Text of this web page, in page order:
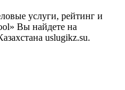
услуги, рейтинг и
Вы найдете на
uslugikz.su.